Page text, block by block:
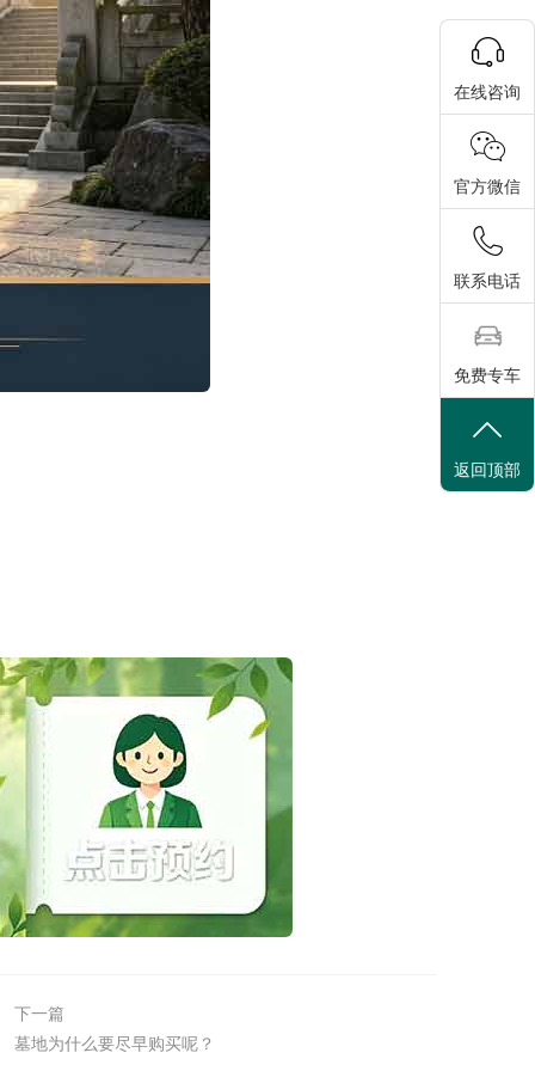
下一篇
墓地为什么要尽早购买呢？
在线咨询
官方微信
联系电话
免费专车
返回顶部